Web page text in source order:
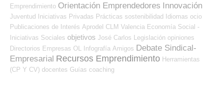
Emprendimiento Orientación Emprendedores Innovación
Juventud Iniciativas Privadas Prácticas sostenibilidad Idiomas ocio
Publicaciones de Interés Aprodel CLM Valencia Economía Social -
Iniciativas Sociales objetivos José Carlos Legislación opiniones
Directorios Empresas OL
Infografía Amigos Debate Sindical-
Empresarial Recursos Emprendimiento Herramientas
(CP Y CV) docentes Guías coaching